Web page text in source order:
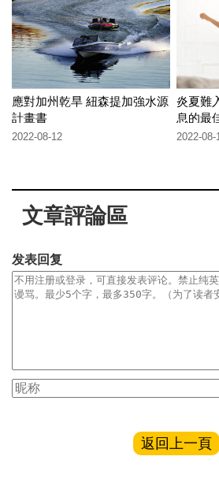
應對加州乾旱 紐森提加強水源
計畫書
2022-08-12
炎夏難
息的最
2022-08-
文章評論區
发表回复
返回上一頁